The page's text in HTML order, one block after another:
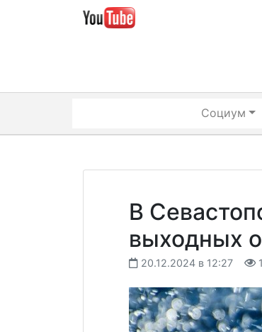
Социум
В
выходных
20.12.2024 в 12:27